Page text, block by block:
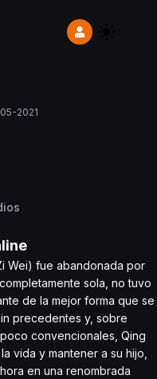
2021
Wei) fue abandonada por
sola, no tuvo
de la mejor forma que se
precedentes y, sobre
convencionales, Qing
vida y mantener a su hijo,
en una renombrada